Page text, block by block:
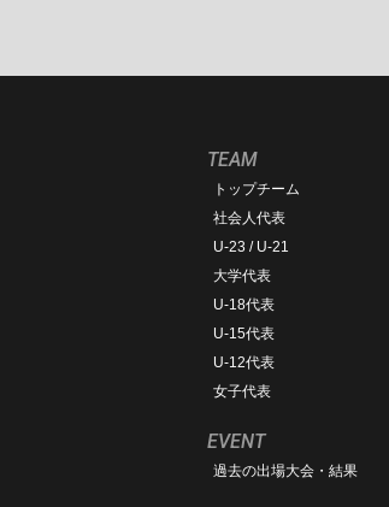
TEAM
トップチーム
社会人代表
U-23 / U-21
大学代表
U-18代表
U-15代表
U-12代表
女子代表
EVENT
過去の出場大会・結果